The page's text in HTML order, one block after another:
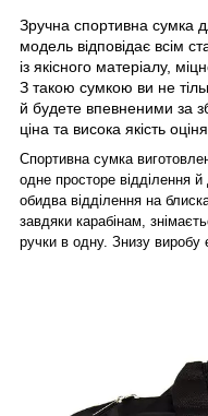
Зручна спортивна сумка
модель відповідає всім
із якісного матеріалу,
З такою сумкою ви не
й будете впевненими за
ціна та висока якість
Спортивна сумка
одне просторе відділення
обидва відділення на
завдяки карабінам,
ручки в одну. Знизу виробу